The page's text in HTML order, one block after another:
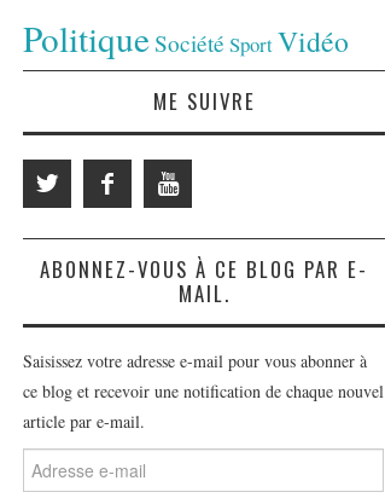
PolitiqueSociété SportVidéo
ME SUIVRE
ABONNEZ-VOUS À CE BLOG PAR E-
MAIL.
Saisissez votre adresse e-mail pour vous abonner à
ce blog et recevoir une notification de chaque nouvel
article par e-mail.
Adresse
e-